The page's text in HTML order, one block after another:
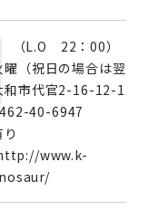
（L.O 22：00）
祝日の場合は翌日
代官2-16-12-1F
40-6947
www.k-